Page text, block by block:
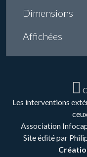
Dimensions
Affichées
Les interventions
Association
Site édité par